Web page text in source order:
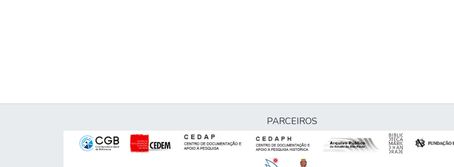
PARCEIROS